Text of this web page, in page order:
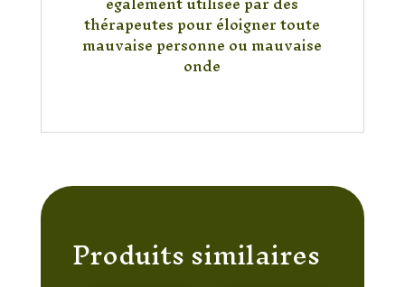
thérapeutes pour éloigner toute
mauvaise personne ou mauvaise
onde
Produits similaires